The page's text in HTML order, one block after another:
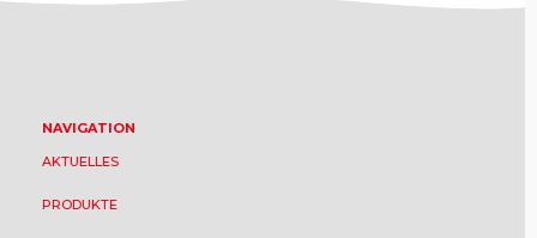
NAVIGATION
AKTUELLES
PRODUKTE